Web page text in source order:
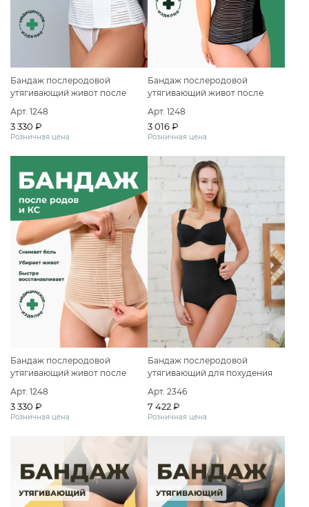
Бандаж послеродовой
утягивающий живот после
Арт. 1248
3 330 ₽
Розничная цена
Бандаж послеродовой
утягивающий живот после
Арт. 1248
3 016 ₽
Розничная цена
Бандаж послеродовой
утягивающий живот после
Арт. 1248
3 330 ₽
Розничная цена
Бандаж послеродовой
утягивающий для похудения
Арт. 2346
7 422 ₽
Розничная цена